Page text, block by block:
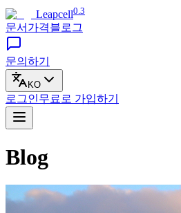
Leapcell0.3
문서 가격블로그
문의하기
KO
로그인무료로 가입하기
Blog